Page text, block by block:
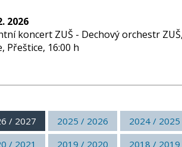
2026
koncert ZUŠ - Dechový orchestr
Přeštice, 16:00 h
/ 2027 2025 / 2026 2024 / 2025
/ 2021
2019 / 2020 2018 / 2019